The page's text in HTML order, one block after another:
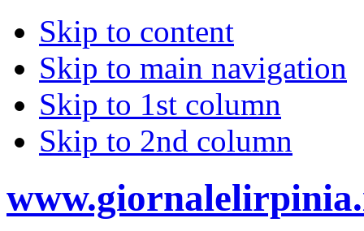
Skip to content
Skip to main navigation
Skip to 1st column
Skip to 2nd column